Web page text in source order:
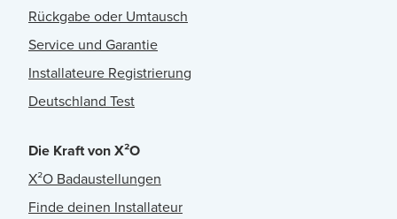
Rückgabe oder Umtausch
Service und Garantie
Installateure Registrierung
Deutschland Test
Die Kraft von X²O
X²O Badaustellungen
Finde deinen Installateur